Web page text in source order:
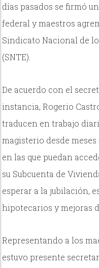
días pasados se firmó
federal y maestros
Sindicato Nacional de
(SNTE).
De acuerdo con el
instancia, Rogerio
traducen en trabajo
magisterio desde
en las que puedan
su Subcuenta de
esperar a la jubilación,
hipotecarios y mejoras
Representando a los
estuvo presente